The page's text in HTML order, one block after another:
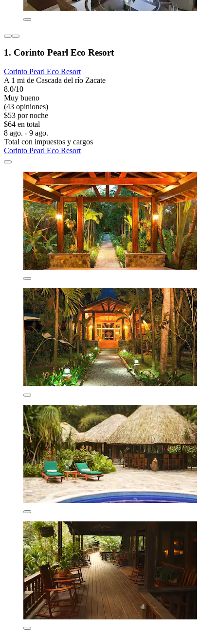
1. Corinto Pearl Eco Resort
Corinto Pearl Eco Resort
A 1 mi de Cascada del río Zacate
8.0/10
Muy bueno
(43 opiniones)
$53 por noche
$64 en total
8 ago. - 9 ago.
Total con impuestos y cargos
Corinto Pearl Eco Resort